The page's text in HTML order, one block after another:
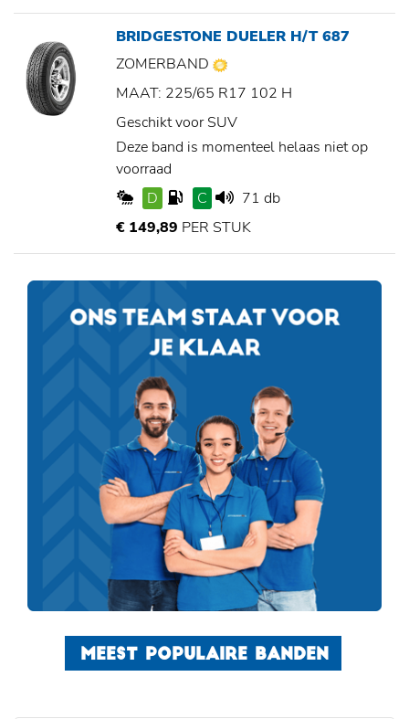
BRIDGESTONE DUELER H/T 687
ZOMERBAND
MAAT: 225/65 R17 102 H
Geschikt voor SUV
Deze band is momenteel helaas niet op
voorraad
D
C
71 db
€ 149,89 PER STUK
MEEST POPULAIRE BANDEN